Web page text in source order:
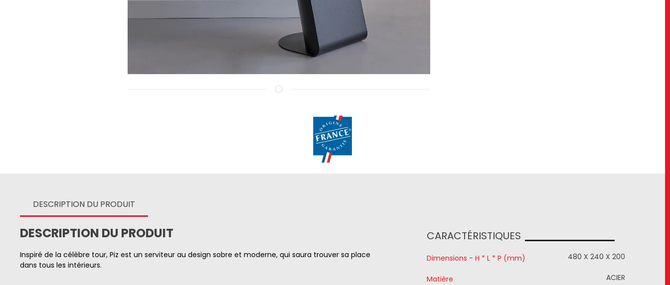
DESCRIPTION DU PRODUIT
DESCRIPTION DU PRODUIT
Inspiré de la célèbre tour, Piz est un serviteur au design sobre et moderne, qui saura trouver sa place
dans tous les intérieurs.
CARACTÉRISTIQUES
Dimensions - H * L * P (mm) 480 X 240 X 200
Matière ACIER